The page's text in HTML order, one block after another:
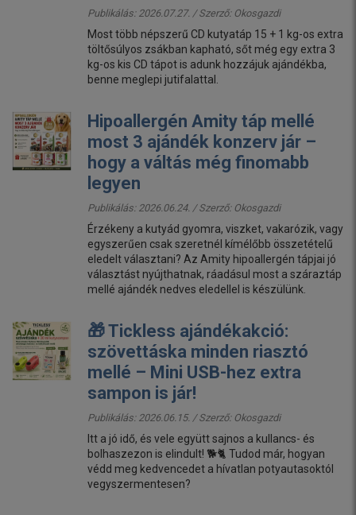
Publikálás: 2026.07.27. / Szerző: Okosgazdi
Most több népszerű CD kutyatáp 15 + 1 kg-os extra
töltősúlyos zsákban kapható, sőt még egy extra 3
kg-os kis CD tápot is adunk hozzájuk ajándékba,
benne meglepi jutifalattal.
Hipoallergén Amity táp mellé
most 3 ajándék konzerv jár –
hogy a váltás még finomabb
legyen
Publikálás: 2026.06.24. / Szerző: Okosgazdi
Érzékeny a kutyád gyomra, viszket, vakarózik, vagy
egyszerűen csak szeretnél kímélőbb összetételű
eledelt választani? Az Amity hipoallergén tápjai jó
választást nyújthatnak, ráadásul most a száraztáp
mellé ajándék nedves eledellel is készülünk.
🎁 Tickless ajándékakció:
szövettáska minden riasztó
mellé – Mini USB-hez extra
sampon is jár!
Publikálás: 2026.06.15. / Szerző: Okosgazdi
Itt a jó idő, és vele együtt sajnos a kullancs- és
bolhaszezon is elindult! 🐕🐈 Tudod már, hogyan
védd meg kedvencedet a hívatlan potyautasoktól
vegyszermentesen?